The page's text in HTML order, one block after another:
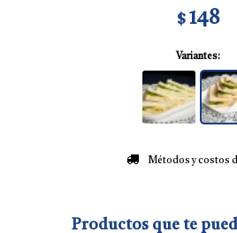
$ 148
Variantes:
Métodos y costos
Productos que te